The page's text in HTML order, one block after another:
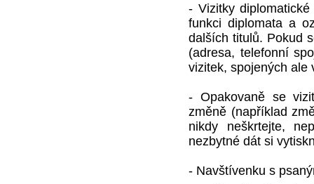
- Vizitky
funkci diplomata a
dalších titulů. Pokud
(adresa, telefonní
vizitek, spojených ale
- Opakovaně se
změně (například
nikdy neškrtejte,
nezbytné dát si
- Navštívenku s